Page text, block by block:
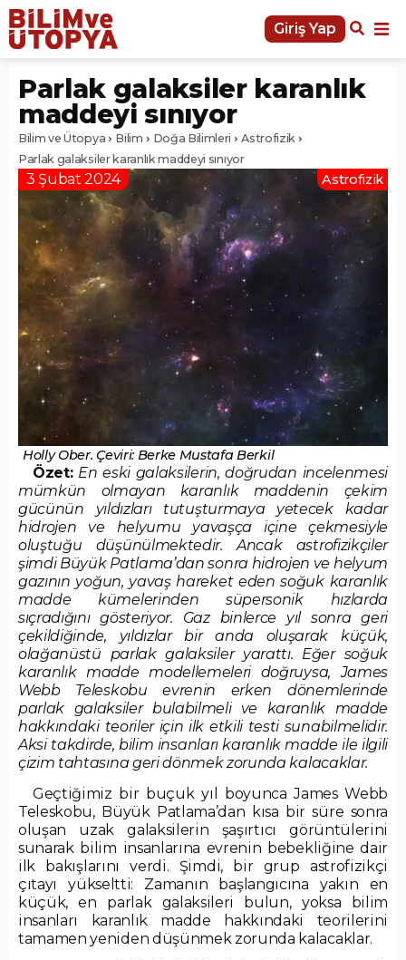
Giriş Yap
Parlak galaksiler karanlık
maddeyi sınıyor
Bilim ve Ütopya Bilim Doğa Bilimleri
Astrofizik
Parlak galaksiler karanlık maddeyi sınıyor
3 Şubat 2024 Astrofizik
Holly Ober. Çeviri: Berke Mustafa Berkil
Özet: En eski galaksilerin, doğrudan incelenmesi
mümkün olmayan karanlık maddenin çekim
gücünün yıldızları tutuşturmaya yetecek kadar
hidrojen ve helyumu yavaşça içine çekmesiyle
oluştuğu düşünülmektedir. Ancak astrofizikçiler
şimdi Büyük Patlama’dan sonra hidrojen ve helyum
gazının yoğun, yavaş hareket eden soğuk karanlık
madde kümelerinden süpersonik hızlarda
sıçradığını gösteriyor. Gaz binlerce yıl sonra geri
çekildiğinde, yıldızlar bir anda oluşarak küçük,
olağanüstü parlak galaksiler yarattı. Eğer soğuk
karanlık madde modellemeleri doğruysa, James
Webb Teleskobu evrenin erken dönemlerinde
parlak galaksiler bulabilmeli ve karanlık madde
hakkındaki teoriler için ilk etkili testi sunabilmelidir.
Aksi takdirde, bilim insanları karanlık madde ile ilgili
çizim tahtasına geri dönmek zorunda kalacaklar.
Geçtiğimiz bir buçuk yıl boyunca James Webb
Teleskobu, Büyük Patlama’dan kısa bir süre sonra
oluşan uzak galaksilerin şaşırtıcı görüntülerini
sunarak bilim insanlarına evrenin bebekliğine dair
ilk bakışlarını verdi. Şimdi, bir grup astrofizikçi
çıtayı yükseltti: Zamanın başlangıcına yakın en
küçük, en parlak galaksileri bulun, yoksa bilim
insanları karanlık madde hakkındaki teorilerini
tamamen yeniden düşünmek zorunda kalacaklar.